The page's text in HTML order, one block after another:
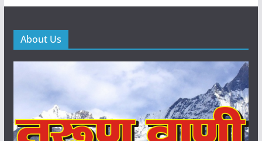
About Us